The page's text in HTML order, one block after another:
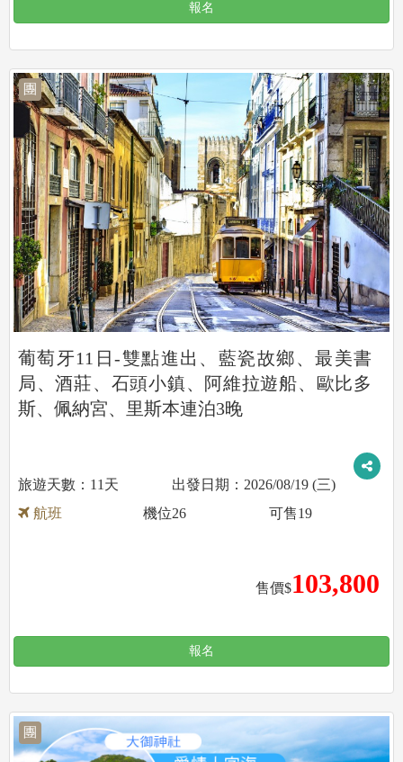
報名
團
葡萄牙11日-雙點進出、藍瓷故鄉、最美書
局、酒莊、石頭小鎮、阿維拉遊船、歐比多
斯、佩納宮、里斯本連泊3晚
11天
2026/08/19 (三)
航班
售價$103,800
機位26 可售19
報名
團